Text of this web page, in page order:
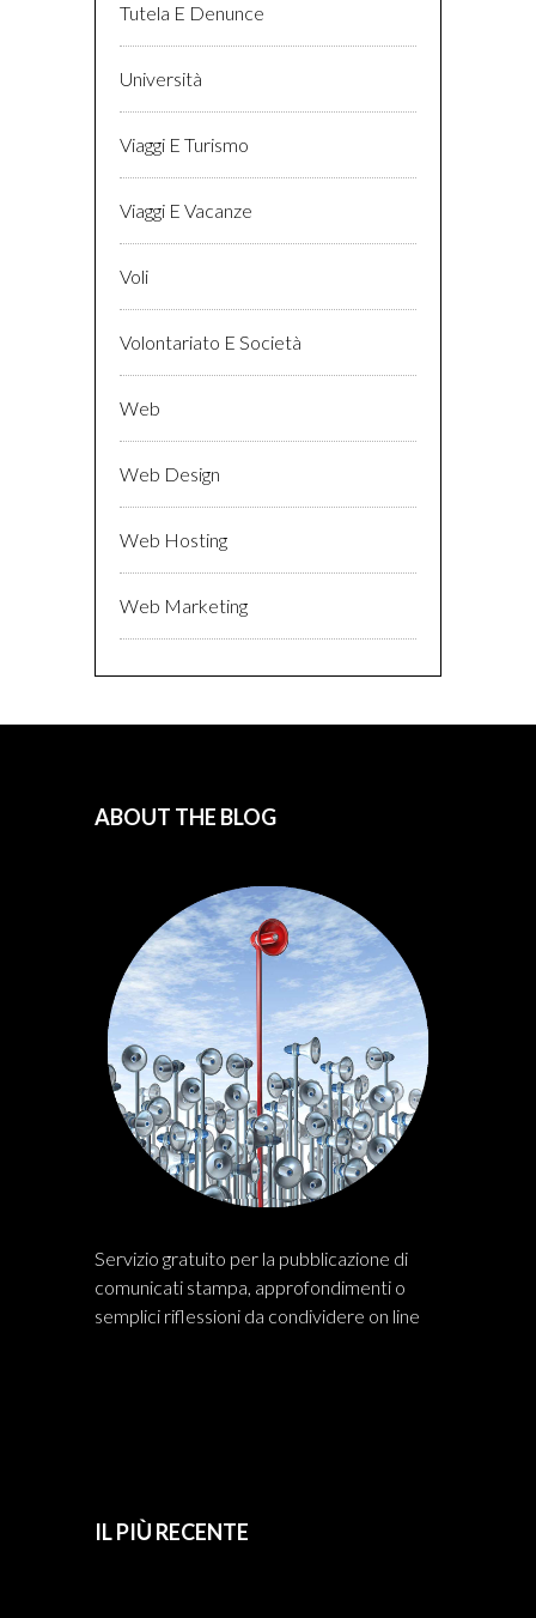
Tutela E Denunce
Università
Viaggi E Turismo
Viaggi E Vacanze
Voli
Volontariato E Società
Web
Web Design
Web Hosting
Web Marketing
ABOUT THE BLOG
Servizio gratuito per la pubblicazione di
comunicati stampa, approfondimenti o
semplici riflessioni da condividere on line
IL PIÙ RECENTE